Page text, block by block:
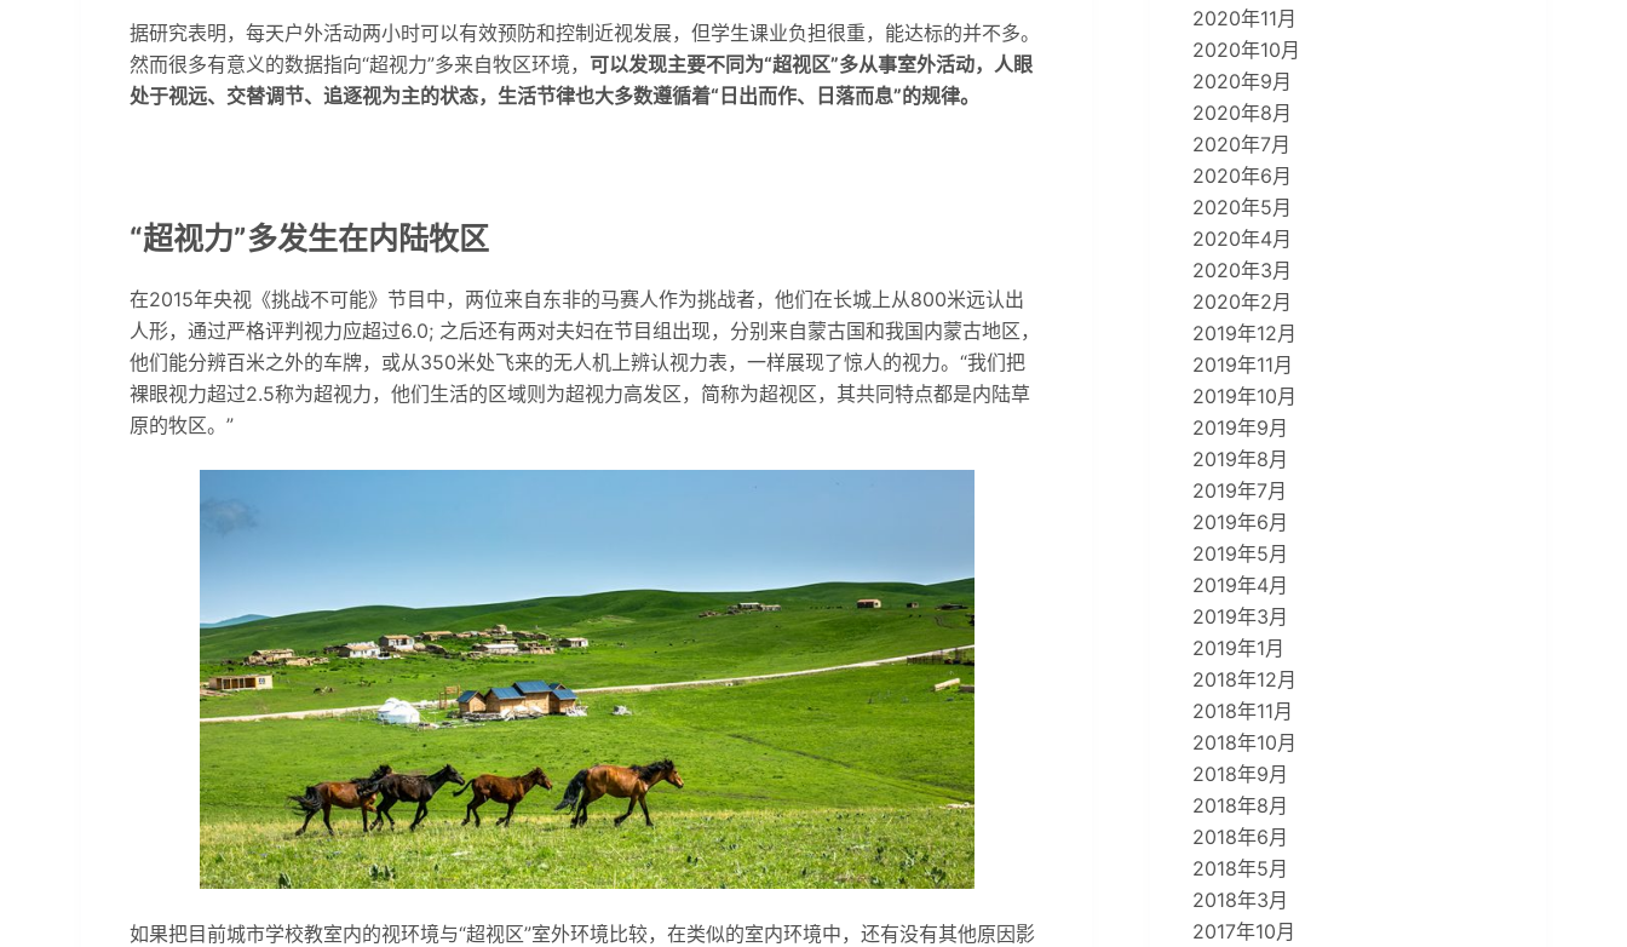
据研究表明，每天户外活动两小时可以有效预防和控制近视发展，但学生课业负担很重，能达标的并不多。
然而很多有意义的数据指向“超视力”多来自牧区环境， 可以发现主要不同为“超视区”多从事室外活动，人眼
处于视远、交替调节、追逐视为主的状态，生活节律也大多数遵循着“日出而作、日落而息”的规律。
“超视力”多发生在内陆牧区
在2015年央视《挑战不可能》节目中，两位来自东非的马赛人作为挑战者，他们在长城上从800米远认出
人形，通过严格评判视力应超过6.0; 之后还有两对夫妇在节目组出现，分别来自蒙古国和我国内蒙古地区，
他们能分辨百米之外的车牌，或从350米处飞来的无人机上辨认视力表，一样展现了惊人的视力。“我们把
裸眼视力超过2.5称为超视力，他们生活的区域则为超视力高发区，简称为超视区，其共同特点都是内陆草
原的牧区。”
如果把目前城市学校教室内的视环境与“超视区”室外环境比较，在类似的室内环境中，还有没有其他原因影
2020年11月
2020年10月
2020年9月
2020年8月
2020年7月
2020年6月
2020年5月
2020年4月
2020年3月
2020年2月
2019年12月
2019年11月
2019年10月
2019年9月
2019年8月
2019年7月
2019年6月
2019年5月
2019年4月
2019年3月
2019年1月
2018年12月
2018年11月
2018年10月
2018年9月
2018年8月
2018年6月
2018年5月
2018年3月
2017年10月